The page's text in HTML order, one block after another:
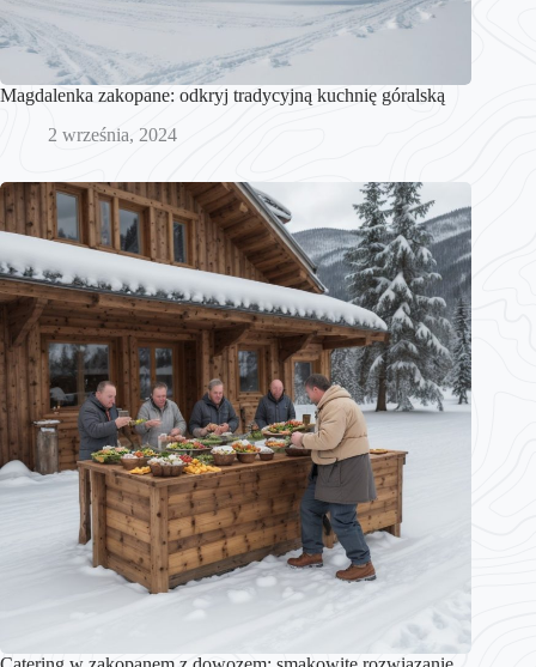
Magdalenka zakopane: odkryj tradycyjną kuchnię góralską
2 września, 2024